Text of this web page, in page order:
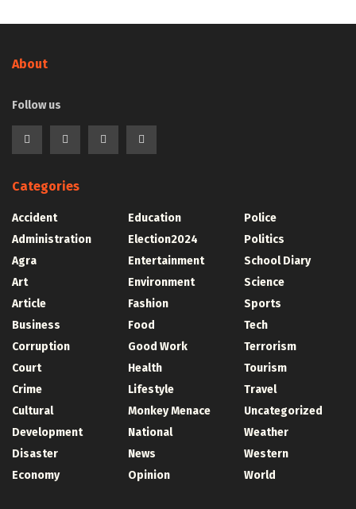
About
Follow us
Categories
Accident
Administration
Agra
Art
Article
Business
Corruption
Court
Crime
Cultural
Development
Disaster
Economy
Education
Election2024
Entertainment
Environment
Fashion
Food
Good Work
Health
Lifestyle
Monkey Menace
National
News
Opinion
Police
Politics
School Diary
Science
Sports
Tech
Terrorism
Tourism
Travel
Uncategorized
Weather
Western
World